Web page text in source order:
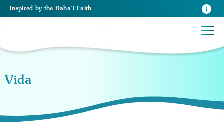
Inspired by the Baha’i Faith
Vida